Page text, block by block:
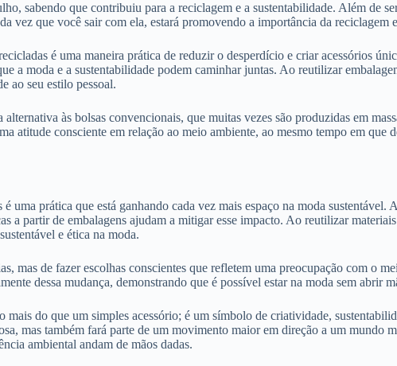
sabendo que contribuiu para a reciclagem e a sustentabilidade. Além de
vez que você sair com ela, estará promovendo a importância da reciclagem
é uma maneira prática de reduzir o desperdício e criar acessórios
a moda e a sustentabilidade podem caminhar juntas. Ao reutilizar
ao seu estilo pessoal.
às bolsas convencionais, que muitas vezes são produzidas em
atitude consciente em relação ao meio ambiente, ao mesmo tempo em que
uma prática que está ganhando cada vez mais espaço na moda
a partir de embalagens ajudam a mitigar esse impacto. Ao reutilizar
e ética na moda.
mas de fazer escolhas conscientes que refletem uma preocupação com o
dessa mudança, demonstrando que é possível estar na moda sem abrir
do que um simples acessório; é um símbolo de criatividade,
mas também fará parte de um movimento maior em direção a um mundo
ambiental andam de mãos dadas.